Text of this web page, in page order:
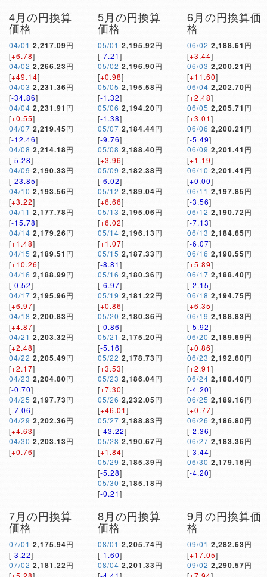
4月の円換算
価格
04/01 2,217.09円
[+6.78]
04/02 2,266.23円
[+49.14]
04/03 2,231.36円
[-34.86]
04/04 2,231.91 円
[+0.55]
04/07 2,219.45円
[-12.46]
04/08 2,214.18円
[-5.28]
04/09 2,190.33円
[-23.85]
04/10 2,193.56円
[+3.22]
04/11 2,177.78円
[-15.78]
04/14 2,179.26円
[+1.48]
04/15 2,189.51 円
[+10.26]
04/16 2,188.99円
[-0.52]
04/17 2,195.96円
[+6.97]
04/18 2,200.83円
[+4.87]
04/21 2,203.32円
[+2.48]
04/22 2,205.49円
[+2.17]
04/23 2,204.80円
[-0.70]
04/25 2,197.73円
[-7.06]
04/29 2,202.36円
[+4.63]
04/30 2,203.13円
[+0.76]
5月の円換算
価格
05/01 2,195.92円
[-7.21]
05/02 2,196.90円
[+0.98]
05/05 2,195.58円
[-1.32]
05/06 2,194.20円
[-1.38]
05/07 2,184.44円
[-9.76]
05/08 2,188.40円
[+3.96]
05/09 2,182.38円
[-6.02]
05/12 2,189.04円
[+6.66]
05/13 2,195.06円
[+6.02]
05/14 2,196.13円
[+1.07]
05/15 2,187.33円
[-8.81]
05/16 2,180.36円
[-6.97]
05/19 2,181.22円
[+0.86]
05/20 2,180.36円
[-0.86]
05/21 2,175.20円
[-5.16]
05/22 2,178.73円
[+3.53]
05/23 2,186.04円
[+7.30]
05/26 2,232.05円
[+46.01]
05/27 2,188.83円
[-43.22]
05/28 2,190.67円
[+1.84]
05/29 2,185.39円
[-5.28]
05/30 2,185.18円
[-0.21]
6月の円換算価
格
06/02 2,188.61 円
[+3.44]
06/03 2,200.21 円
[+11.60]
06/04 2,202.70円
[+2.48]
06/05 2,205.71 円
[+3.01]
06/06 2,200.21 円
[-5.49]
06/09 2,201.41 円
[+1.19]
06/10 2,201.41 円
[+0.00]
06/11 2,197.85円
[-3.56]
06/12 2,190.72円
[-7.13]
06/13 2,184.65円
[-6.07]
06/16 2,190.55円
[+5.89]
06/17 2,188.40円
[-2.15]
06/18 2,194.75円
[+6.35]
06/19 2,188.83円
[-5.92]
06/20 2,189.69円
[+0.86]
06/23 2,192.60円
[+2.91]
06/24 2,188.40円
[-4.20]
06/25 2,189.16円
[+0.77]
06/26 2,186.80円
[-2.36]
06/27 2,183.36円
[-3.44]
06/30 2,179.16円
[-4.20]
7月の円換算
価格
07/01 2,175.94円
[-3.22]
07/02 2,181.22円
8月の円換算
価格
08/01 2,205.74円
[-1.60]
08/04 2,201.33円
9月の円換算価
格
09/01 2,282.63円
[+17.05]
09/02 2,290.57円